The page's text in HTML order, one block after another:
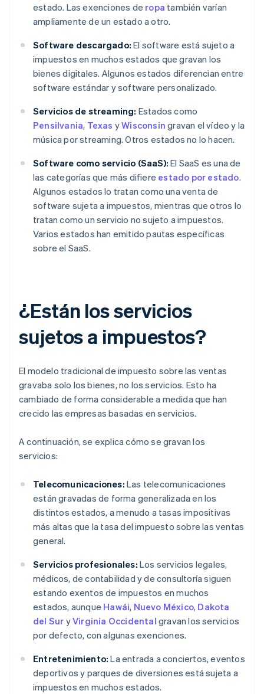
estado. Las exenciones de ropa también varían
ampliamente de un estado a otro.
Software descargado: El software está sujeto a
impuestos en muchos estados que gravan los
bienes digitales. Algunos estados diferencian entre
software estándar y software personalizado.
Servicios de streaming: Estados como
Pensilvania, Texas yWisconsin gravan el vídeo y la
música por streaming. Otros estados no lo hacen.
Software como servicio (SaaS): El SaaS es una de
las categorías que más difiere estado por estado.
Algunos estados lo tratan como una venta de
software sujeta a impuestos, mientras que otros lo
tratan como un servicio no sujeto a impuestos.
Varios estados han emitido pautas específicas
sobre el SaaS.
¿Están los servicios
sujetos a impuestos?
El modelo tradicional de impuesto sobre las ventas
gravaba solo los bienes, no los servicios. Esto ha
cambiado de forma considerable a medida que han
crecido las empresas basadas en servicios.
A continuación, se explica cómo se gravan los
servicios:
Telecomunicaciones: Las telecomunicaciones
están gravadas de forma generalizada en los
distintos estados, a menudo a tasas impositivas
más altas que la tasa del impuesto sobre las ventas
general.
Servicios profesionales: Los servicios legales,
médicos, de contabilidad y de consultoría siguen
estando exentos de impuestos en muchos
estados, aunque Hawái, Nuevo México, Dakota
del Sur yVirginia Occidental gravan los servicios
por defecto, con algunas exenciones.
Entretenimiento: La entrada a conciertos, eventos
deportivos y parques de diversiones está sujeta a
impuestos en muchos estados.